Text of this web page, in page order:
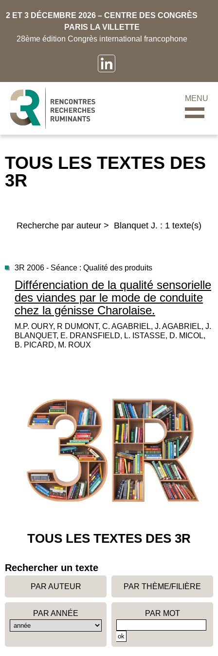
2 ET 3 DÉCEMBRE 2026 – CENTRE DES CONGRÈS
PARIS LA VILLETTE
28ème édition Congrès international francophone
MENU
TOUS LES TEXTES DES
3R
Recherche par auteur > Blanquet J. : 1 texte(s)
3R 2006 - Séance : Qualité des produits
Différenciation de la qualité sensorielle
des viandes par le mode de conduite
chez la génisse Charolaise.
M.P. OURY, R DUMONT, C. AGABRIEL, J. AGABRIEL, J.
BLANQUET, E. DRANSFIELD, L. ISTASSE, D. MICOL,
B. PICARD, M. ROUX
TOUS LES TEXTES DES 3R
Rechercher un texte
PAR AUTEUR PAR THÈME/FILIÈRE
PAR ANNÉE PAR MOT